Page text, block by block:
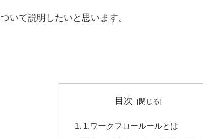
いて説明したいと思います。
目次
1.ワークフロールールとは